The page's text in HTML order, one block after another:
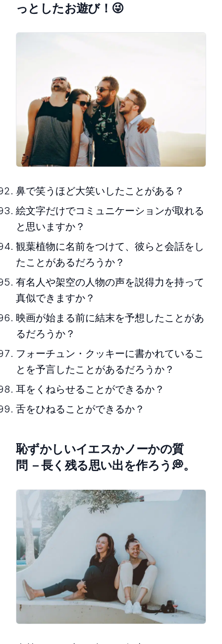
っとしたお遊び！😜
鼻で笑うほど大笑いしたことがある？
絵文字だけでコミュニケーションが取れる
と思いますか？
観葉植物に名前をつけて、彼らと会話をし
たことがあるだろうか？
有名人や架空の人物の声を説得力を持って
真似できますか？
映画が始まる前に結末を予想したことがあ
るだろうか？
フォーチュン・クッキーに書かれているこ
とを予言したことがあるだろうか？
耳をくねらせることができるか？
舌をひねることができるか？
恥ずかしいイエスかノーかの質
問 – 長く残る思い出を作ろう💭。